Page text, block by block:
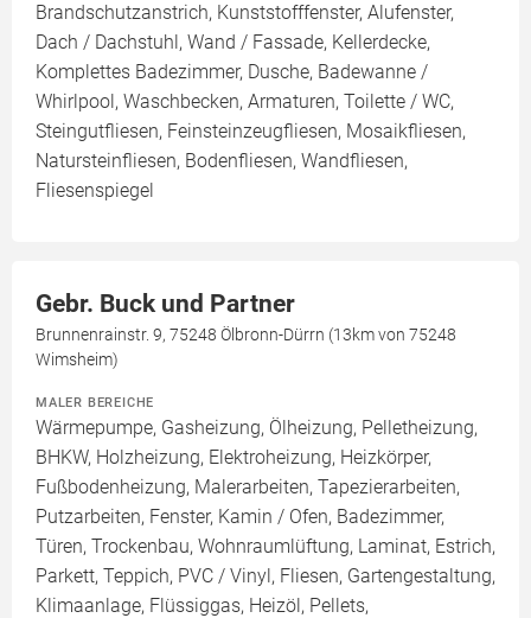
Brandschutzanstrich, Kunststofffenster, Alufenster,
Dach / Dachstuhl, Wand / Fassade, Kellerdecke,
Komplettes Badezimmer, Dusche, Badewanne /
Whirlpool, Waschbecken, Armaturen, Toilette / WC,
Steingutfliesen, Feinsteinzeugfliesen, Mosaikfliesen,
Natursteinfliesen, Bodenfliesen, Wandfliesen,
Fliesenspiegel
Gebr. Buck und Partner
Brunnenrainstr. 9, 75248 Ölbronn-Dürrn (13km von 75248
Wimsheim)
MALER BEREICHE
Wärmepumpe, Gasheizung, Ölheizung, Pelletheizung,
BHKW, Holzheizung, Elektroheizung, Heizkörper,
Fußbodenheizung, Malerarbeiten, Tapezierarbeiten,
Putzarbeiten, Fenster, Kamin / Ofen, Badezimmer,
Türen, Trockenbau, Wohnraumlüftung, Laminat, Estrich,
Parkett, Teppich, PVC / Vinyl, Fliesen, Gartengestaltung,
Klimaanlage, Flüssiggas, Heizöl, Pellets,